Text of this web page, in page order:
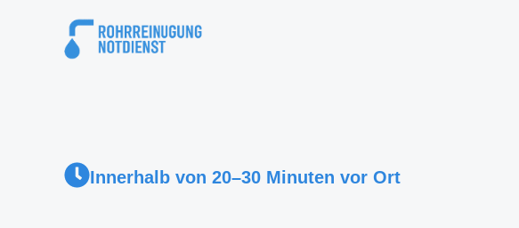
Innerhalb von 20–30 Minuten vor Ort